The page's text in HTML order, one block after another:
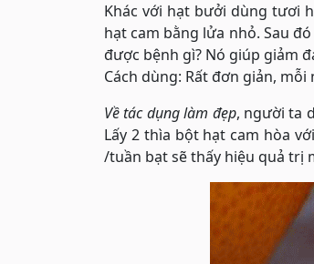
Khác với hạt bưởi dùng tươi
hạt cam bằng lửa nhỏ. Sau
được bệnh gì? Nó giúp giảm
Cách dùng: Rất đơn giản,
Về tác dụng làm đẹp, người ta
Lấy 2 thìa bột hạt cam hòa
/tuần bạt sẽ thấy hiệu quả trị